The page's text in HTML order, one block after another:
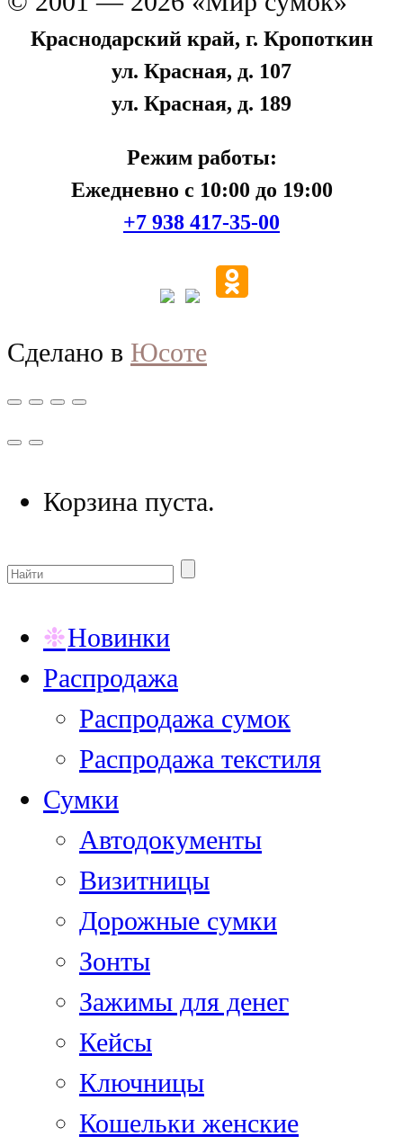
Краснодарский край, г. Кропоткин
ул. Красная, д. 107
ул. Красная, д. 189
Режим работы:
Ежедневно с 10:00 до 19:00
+7 938 417-35-00
Сделано в Юсоте
Корзина пуста.
Новинки
Распродажа
Распродажа сумок
Распродажа текстиля
Сумки
Автодокументы
Визитницы
Дорожные сумки
Зонты
Зажимы для денег
Кейсы
Ключницы
Кошельки женские